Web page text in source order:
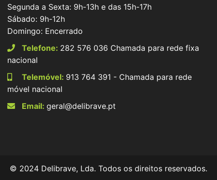
Segunda a Sexta: 9h-13h e das 15h-17h
Sábado: 9h-12h
Domingo: Encerrado
Telefone: 282 576 036 Chamada para rede fixa
nacional
Telemóvel: 913 764 391 - Chamada para rede
móvel nacional
Email: geral@delibrave.pt
© 2024 Delibrave, Lda. Todos os direitos reservados.